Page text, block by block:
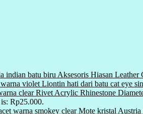
Aksesoris Hiasan
Liontin hati dari batu cat eye
Rivet Acrylic Rhinestone
Rp25.000.
Mote kristal Austria